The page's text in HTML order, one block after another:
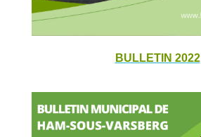
BULLETIN 2022